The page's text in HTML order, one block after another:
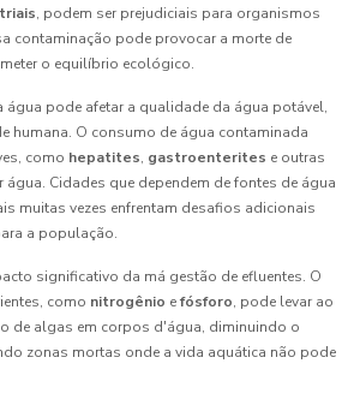
, podem ser prejudiciais para organismos
contaminação pode provocar a morte de
o equilíbrio ecológico.
pode afetar a qualidade da água potável,
humana. O consumo de água contaminada
como hepatites, gastroenterites e outras
Cidades que dependem de fontes de água
muitas vezes enfrentam desafios adicionais
a população.
significativo da má gestão de efluentes. O
como nitrogênio efósforo, pode levar ao
de algas em corpos d'água, diminuindo o
zonas mortas onde a vida aquática não pode